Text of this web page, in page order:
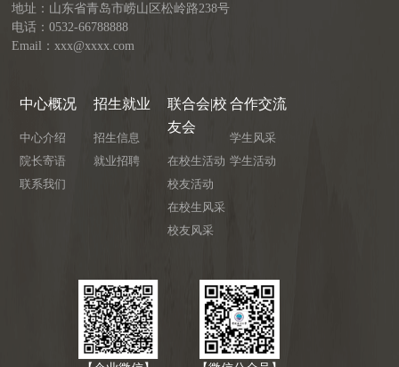
地址：山东省青岛市崂山区松岭路238号
电话：0532-66788888
Email：xxx@xxxx.com
中心概况
中心介绍
院长寄语
联系我们
招生就业
招生信息
就业招聘
联合会|校
友会
在校生活动
校友活动
在校生风采
校友风采
合作交流
学生风采
学生活动